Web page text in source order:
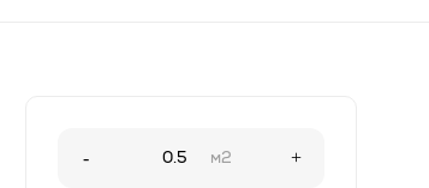
- м2 +